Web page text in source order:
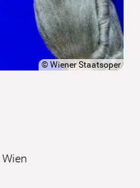
©Wiener Staatsoper
Wien